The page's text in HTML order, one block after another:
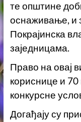
те општине
оснаживање, и
Покрајинска
заједницама.
Право на овај
кориснице и 70
конкурсне
Догађају су